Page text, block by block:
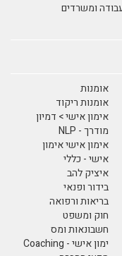
ומשרדים
אומנות
אומנות ריקוד
אימון אישי > דמיון
מודרך - NLP
אימון אישי אימון
אישי - כללי
איציק להב
בידור ופנאי
בריאות ורפואה
חוק ומשפט
חשבונאות ומס
ימון אישי - Coaching